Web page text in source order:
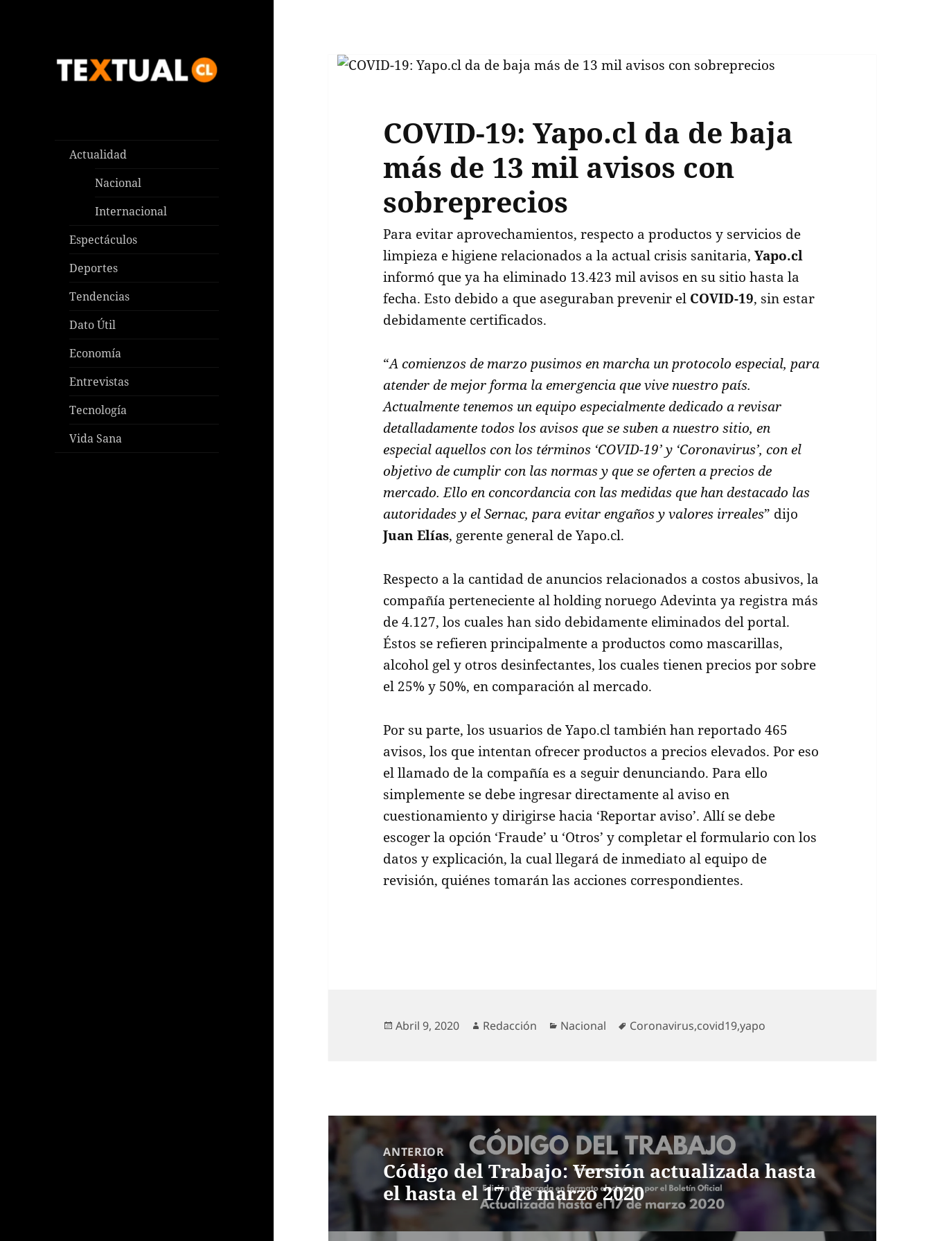
Actualidad
Nacional
Internacional
Espectáculos
Deportes
Tendencias
Dato Útil
Economía
Entrevistas
Tecnología
Vida Sana
COVID-19: Yapo.cl da de baja
más de 13 mil avisos con
sobreprecios
Para evitar aprovechamientos, respecto a productos y servicios de
limpieza e higiene relacionados a la actual crisis sanitaria,Yapo.cl
informó que ya ha eliminado 13.423 mil avisos en su sitio hasta la
fecha. Esto debido a que aseguraban prevenir el COVID-19, sin estar
debidamente certificados.
“A comienzos de marzo pusimos en marcha un protocolo especial, para
atender de mejor forma la emergencia que vive nuestro país.
Actualmente tenemos un equipo especialmente dedicado a revisar
detalladamente todos los avisos que se suben a nuestro sitio, en
especial aquellos con los términos ‘COVID-19’ y ‘Coronavirus’, con el
objetivo de cumplir con las normas y que se oferten a precios de
mercado. Ello en concordancia con las medidas que han destacado las
autoridades y el Sernac, para evitar engaños y valores irreales” dijo
Juan Elías, gerente general de Yapo.cl.
Respecto a la cantidad de anuncios relacionados a costos abusivos, la
compañía perteneciente al holding noruego Adevinta ya registra más
de 4.127, los cuales han sido debidamente eliminados del portal.
Éstos se refieren principalmente a productos como mascarillas,
alcohol gel y otros desinfectantes, los cuales tienen precios por sobre
el 25% y 50%, en comparación al mercado.
Por su parte, los usuarios de Yapo.cl también han reportado 465
avisos, los que intentan ofrecer productos a precios elevados. Por eso
el llamado de la compañía es a seguir denunciando. Para ello
simplemente se debe ingresar directamente al aviso en
cuestionamiento y dirigirse hacia ‘Reportar aviso’. Allí se debe
escoger la opción ‘Fraude’ u ‘Otros’ y completar el formulario con los
datos y explicación, la cual llegará de inmediato al equipo de
revisión, quiénes tomarán las acciones correspondientes.
Publicado
Abril 9, 2020 Autor
Redacción Categorías
Nacional Etiquetas
Coronavirus,covid19,yapo
Navegación
de
entradas
ANTERIOR
Entrada
anterior:
Código del Trabajo: Versión actualizada hasta
el hasta el 17 de marzo 2020